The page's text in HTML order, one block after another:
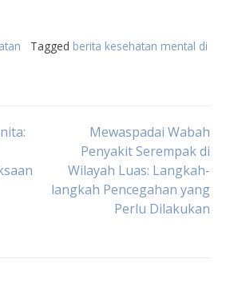
Tagged berita kesehatan mental di
Mewaspadai Wabah
Penyakit Serempak di
Wilayah Luas: Langkah-
langkah Pencegahan yang
Perlu Dilakukan